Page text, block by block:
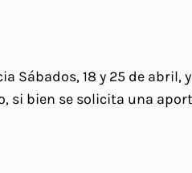
18 y 25 de abril, y
si bien se solicita una